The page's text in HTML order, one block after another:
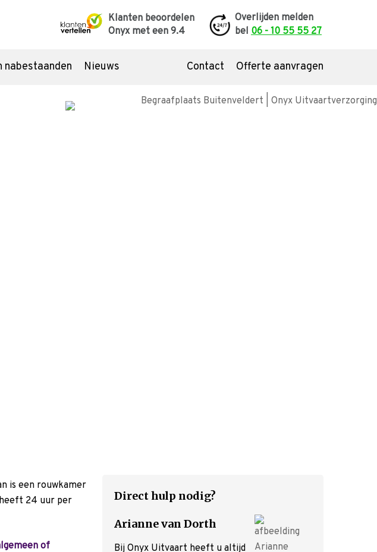
Overlijden melden
bel 06 - 10 55 55 27
Klanten beoordelen
Onyx met een 9.4
nabestaanden Nieuws Contact Offerte aanvragen
is een rouwkamer
24 uur per
of
Direct hulp nodig?
Arianne van Dorth
Bij Onyx Uitvaart heeft u altijd
Uitvaart regelen
Overlijden melden
Begraven of cremeren
Inspiratie